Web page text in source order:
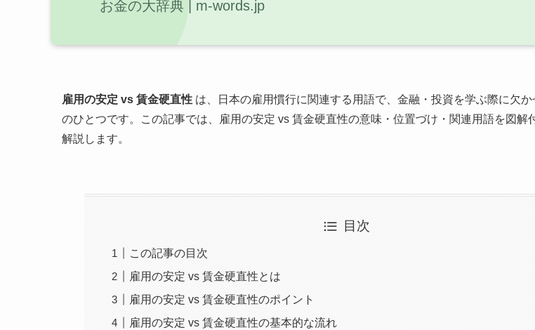
雇用の安定 vs 賃金硬直性 は、日本の雇用慣行に関連する用語で、金融・投資を学ぶ際に欠
のひとつです。この記事では、雇用の安定 vs 賃金硬直性の意味・位置づけ・関連用語を図解
解説します。
目次
この記事の目次
雇用の安定 vs 賃金硬直性とは
雇用の安定 vs 賃金硬直性のポイント
雇用の安定 vs 賃金硬直性の基本的な流れ